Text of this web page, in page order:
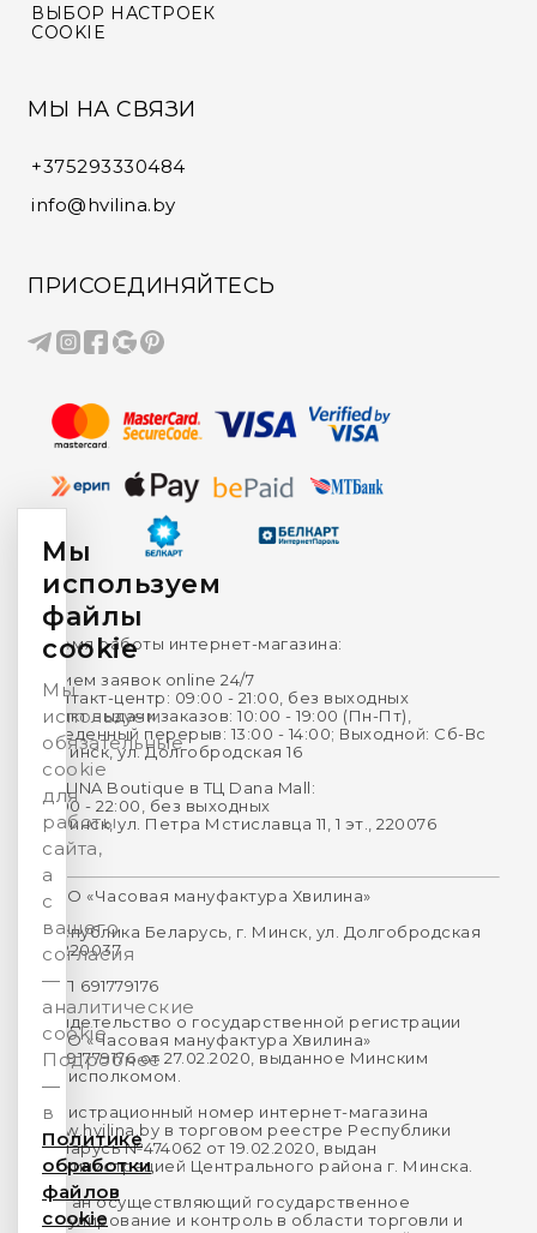
ВЫБОР НАСТРОЕК
COOKIE
МЫ НА СВЯЗИ
+375293330484
info@hvilina.by
ПРИСОЕДИНЯЙТЕСЬ
Время работы интернет-магазина:
Прием заявок online 24/7
Контакт-центр: 09:00 - 21:00, без выходных
Пункт выдачи заказов: 10:00 - 19:00 (Пн-Пт),
Обеденный перерыв: 13:00 - 14:00; Выходной: Сб-Вс
г. Минск, ул. Долгобродская 16
HVILINA Boutique в ТЦ Dana Mall:
10:00 - 22:00, без выходных
г. Минск, ул. Петра Мстиславца 11, 1 эт., 220076
ООО «Часовая мануфактура Хвилина»
Республика Беларусь, г. Минск, ул. Долгобродская
16, 220037
УНП 691779176
Свидетельство о государственной регистрации
ООО «Часовая мануфактура Хвилина»
№691779176 от 27.02.2020, выданное Минским
горисполкомом.
Регистрационный номер интернет-магазина
www.hvilina.by в торговом реестре Республики
Беларусь №474062 от 19.02.2020, выдан
Администрацией Центрального района г. Минска.
Орган осуществляющий государственное
регулирование и контроль в области торговли и
Мы
используем
файлы
cookie
Мы
используем
обязательные
cookie
для
работы
сайта,
а
с
вашего
согласия
—
аналитические
cookie.
Подробнее
—
в
Политике
обработки
файлов
cookie